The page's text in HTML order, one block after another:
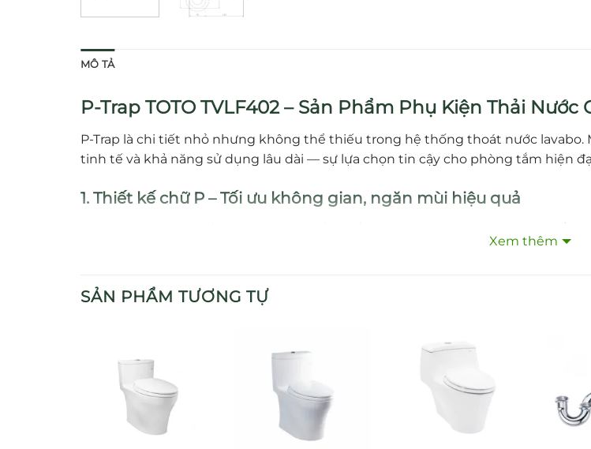
MÔ TẢ
P-Trap TOTO TVLF402 – Sản Phẩm Phụ Kiện Thải Nước
P‑Trap là chi tiết nhỏ nhưng không thể thiếu trong hệ thống thoát nước lavabo.
tinh tế và khả năng sử dụng lâu dài — sự lựa chọn tin cậy cho phòng tắm hiện
1. Thiết kế chữ P – Tối ưu không gian, ngăn mùi hiệu quả
P‑Trap TVLF402 có cấu trúc chữ P truyền thống, giúp lưu giữ nước tạo rào
2. Chất liệu bền bỉ – Đồng mạ Nickel-Chrome cao cấp
3. Dễ lắp đặt và sử dụng – Thân thiện với thợ và người dùng
Thiết kế tinh giản giúp P‑Trap dễ dàng đấu nối với đa số lavabo phổ biến. Sản
thích cao và dễ tích hợp với hệ thống cũ.
Xem thêm
SẢN PHẨM TƯƠNG TỰ